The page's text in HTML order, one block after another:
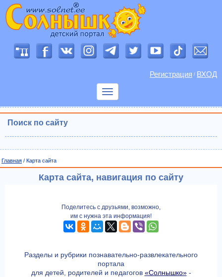
Регистрация / ВХОД
Показать
Поиск по сайту
Главная / Карта сайта
Карта сайта, навигация по сайту
Поделитесь с друзьями, возможно,
им с нужна эта информация!
Разделы и рубрики познавательно-развлекательного
портала
для детей, родителей и педагогов «Солнышко»-